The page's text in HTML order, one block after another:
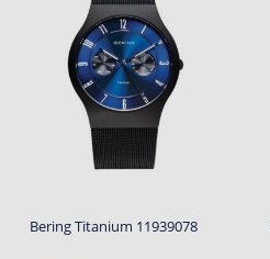
Bering Titanium 11939078